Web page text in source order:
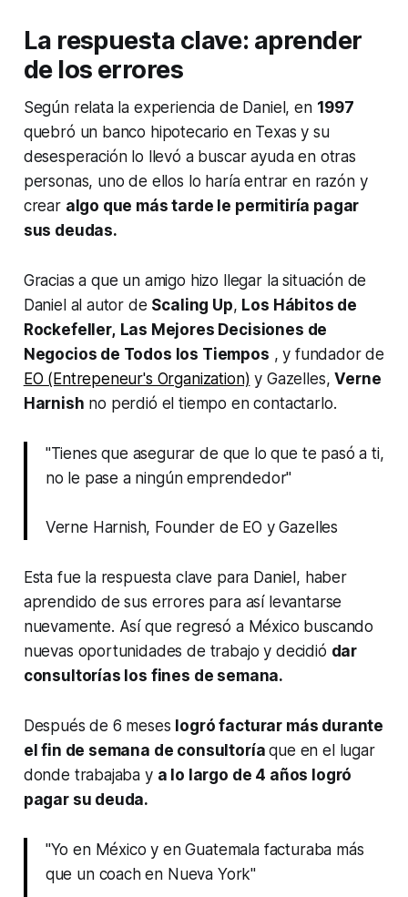
La respuesta clave: aprender
de los errores
Según relata la experiencia de Daniel, en 1997
quebró un banco hipotecario en Texas y su
desesperación lo llevó a buscar ayuda en otras
personas, uno de ellos lo haría entrar en razón y
crear algo que más tarde le permitiría pagar
sus deudas.
Gracias a que un amigo hizo llegar la situación de
Daniel al autor de Scaling Up, Los Hábitos de
Rockefeller, Las Mejores Decisiones de
Negocios de Todos los Tiempos , y fundador de
EO (Entrepeneur's Organization) y Gazelles,Verne
Harnish no perdió el tiempo en contactarlo.
"Tienes que asegurar de que lo que te pasó a ti,
no le pase a ningún emprendedor"
Verne Harnish, Founder de EO y Gazelles
Esta fue la respuesta clave para Daniel, haber
aprendido de sus errores para así levantarse
nuevamente. Así que regresó a México buscando
nuevas oportunidades de trabajo y decidió dar
consultorías los fines de semana.
Después de 6 meses logró facturar más durante
el fin de semana de consultoríaque en el lugar
donde trabajaba y a lo largo de 4 años logró
pagar su deuda.
"Yo en México y en Guatemala facturaba más
que un coach en Nueva York"